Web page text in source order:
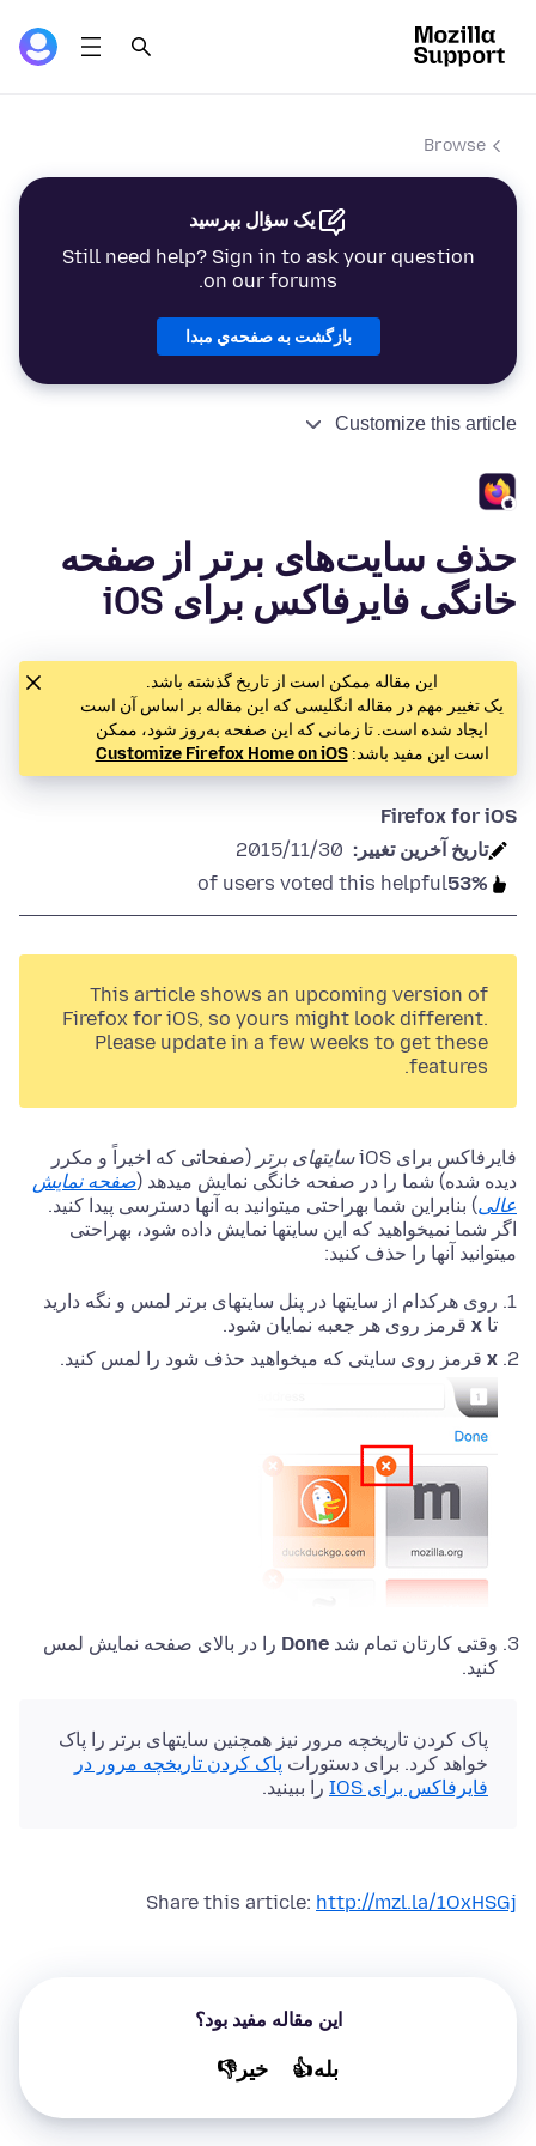
Browse
یک سؤال بپرسید
Still need help? Sign in to ask your question
on our forums.
بازگشت به صفحه‌ي مبدا
Customize this article
حذف سایت‌های برتر از صفحه
خانگی فایرفاکس برای iOS
این مقاله ممکن است از تاریخ گذشته باشد.
یک تغییر مهم در مقاله انگلیسی که این مقاله بر اساس آن است
ایجاد شده است. تا زمانی که این صفحه به‌روز شود، ممکن
است این مفید باشد:Customize Firefox Home on iOS
Firefox for iOS
تاريخ آخرين تغيير: 2015/11/30
53%
of users voted this helpful
This article shows an upcoming version of
Firefox for iOS, so yours might look different.
Please update in a few weeks to get these
features.
فایرفاکس برای iOS سایتهای برتر (صفحاتی که اخیراً و مکرر
دیده شده) شما را در صفحه خانگی نمایش میدهد (صفحه نمایش
عالی) بنابراین شما بهراحتی میتوانید به آنها دسترسی پیدا کنید.
اگر شما نمیخواهید که این سایتها نمایش داده شود، بهراحتی
میتوانید آنها را حذف کنید:
روی هرکدام از سایتها در پنل سایتهای برتر لمس و نگه دارید
تا x قرمز روی هر جعبه نمایان شود.
x قرمز روی سایتی که میخواهید حذف شود را لمس کنید.
وقتی کارتان تمام شد Done را در بالای صفحه نمایش لمس
کنید.
پاک کردن تاریخچه مرور نیز همچنین سایتهای برتر را پاک
خواهد کرد. برای دستورات پاک کردن تاریخچه مرور در
فایرفاکس برای IOS
را ببینید.
Share this article: http://mzl.la/1OxHSGj
این مقاله مفید بود؟
بله👍 خير👎